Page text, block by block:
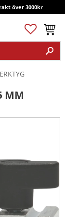
över 3000kr
Favoriter
MM